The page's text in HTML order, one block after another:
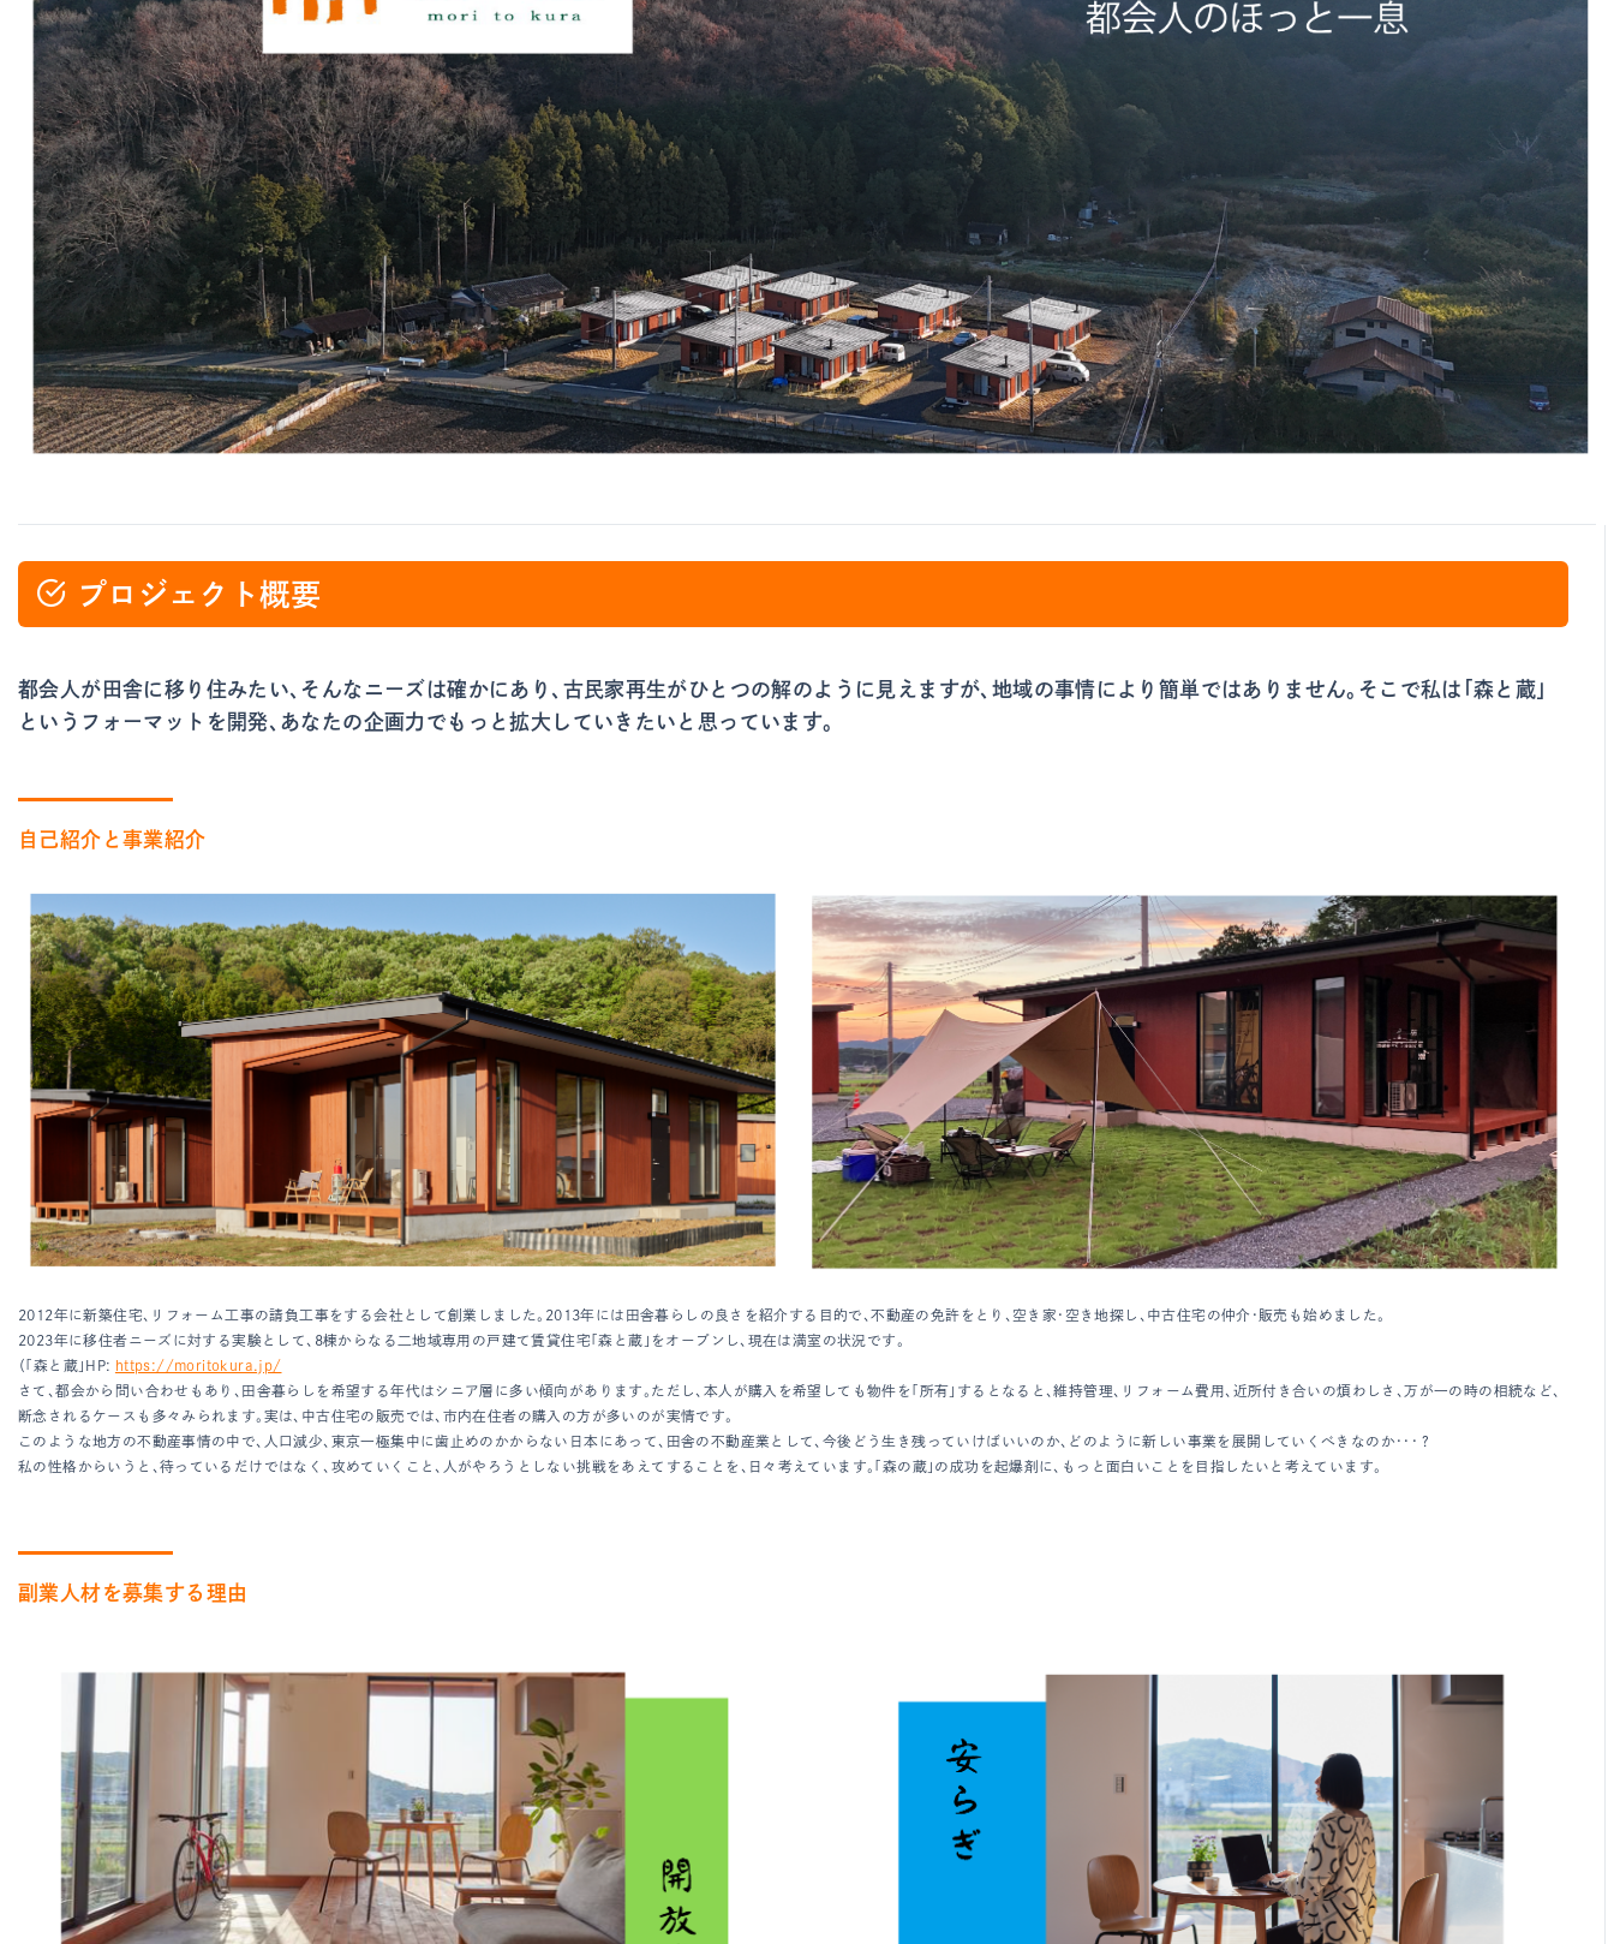
プロジェクト概要
都会人が田舎に移り住みたい、そんなニーズは確かにあり、古民家再生がひとつの解のように見えますが、地域の事情により簡単ではありません。そこで私は「森と蔵」
というフォーマットを開発、あなたの企画力でもっと拡大していきたいと思っています。
自己紹介と事業紹介
2012年に新築住宅、リフォーム工事の請負工事をする会社として創業しました。2013年には田舎暮らしの良さを紹介する目的で、不動産の免許をとり、空き家・空き地探し、中古住宅の仲介・販売も始めました。
2023年に移住者ニーズに対する実験として、8棟からなる二地域専用の戸建て賃貸住宅「森と蔵」をオープンし、現在は満室の状況です。
（「森と蔵」HP:
https://moritokura.jp/
さて、都会から問い合わせもあり、田舎暮らしを希望する年代はシニア層に多い傾向があります。ただし、本人が購入を希望しても物件を「所有」するとなると、維持管理、リフォーム費用、近所付き合いの煩わしさ、万が一の時の相続など、
断念されるケースも多々みられます。実は、中古住宅の販売では、市内在住者の購入の方が多いのが実情です。
このような地方の不動産事情の中で、人口減少、東京一極集中に歯止めのかからない日本にあって、田舎の不動産業として、今後どう生き残っていけばいいのか、どのように新しい事業を展開していくべきなのか・・・？
私の性格からいうと、待っているだけではなく、攻めていくこと、人がやろうとしない挑戦をあえてすることを、日々考えています。「森の蔵」の成功を起爆剤に、もっと面白いことを目指したいと考えています。
副業人材を募集する理由